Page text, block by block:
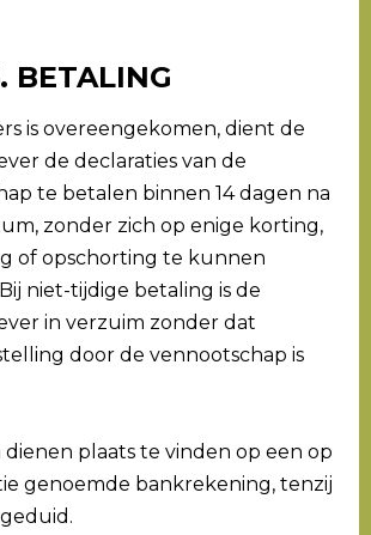
is overeengekomen, dient de
de declaraties van de
te betalen binnen 14 dagen na
zonder zich op enige korting,
of opschorting te kunnen
niet-tijdige betaling is de
in verzuim zonder dat
door de vennootschap is
plaats te vinden op een op
genoemde bankrekening, tenzij